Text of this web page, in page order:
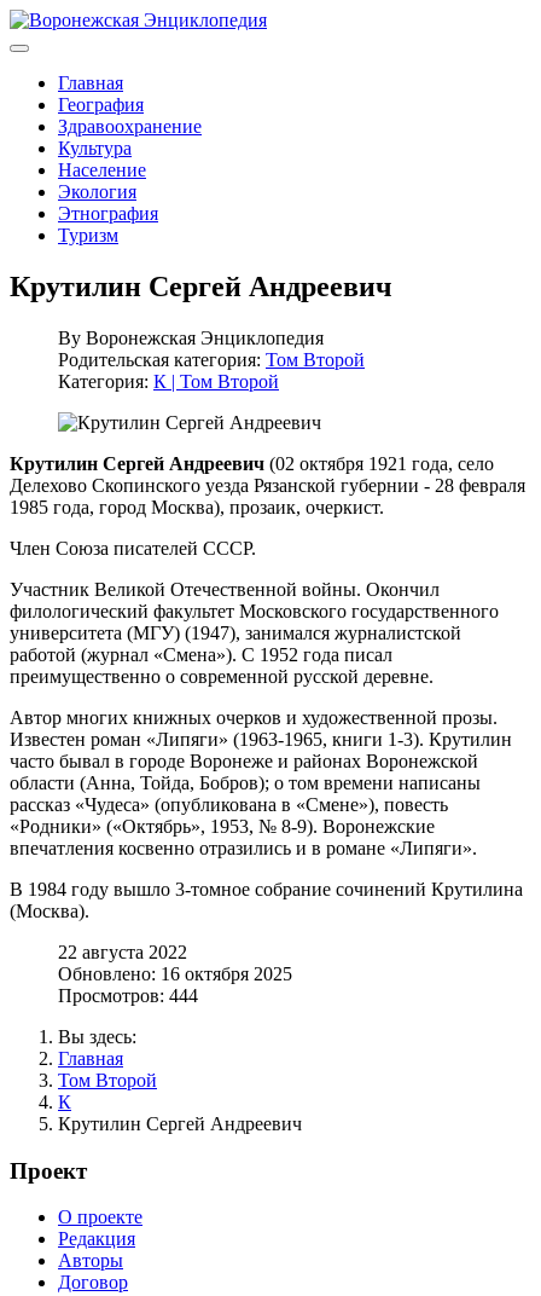
Главная
География
Здравоохранение
Культура
Население
Экология
Этнография
Туризм
Крутилин Сергей Андреевич
By Воронежская Энциклопедия
Родительская категория: Том Второй
Категория: К | Том Второй
Крутилин Сергей Андреевич (02 октября 1921 года, село
Делехово Скопинского уезда Рязанской губернии - 28 февраля
1985 года, город Москва), прозаик, очеркист.
Член Союза писателей СССР.
Участник Великой Отечественной войны. Окончил
филологический факультет Московского государственного
университета (МГУ) (1947), занимался журналистской
работой (журнал «Смена»). С 1952 года писал
преимущественно о современной русской деревне.
Автор многих книжных очерков и художественной прозы.
Известен роман «Липяги» (1963-1965, книги 1-3). Крутилин
часто бывал в городе Воронеже и районах Воронежской
области (Анна, Тойда, Бобров); о том времени написаны
рассказ «Чудеса» (опубликована в «Смене»), повесть
«Родники» («Октябрь», 1953, № 8-9). Воронежские
впечатления косвенно отразились и в романе «Липяги».
В 1984 году вышло 3-томное собрание сочинений Крутилина
(Москва).
22 августа 2022
Обновлено: 16 октября 2025
Просмотров: 444
Вы здесь:
Главная
Том Второй
К
Крутилин Сергей Андреевич
Проект
О проекте
Редакция
Авторы
Договор